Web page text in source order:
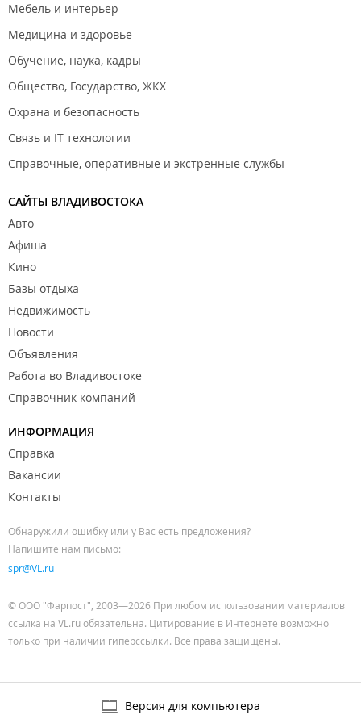
Мебель и интерьер
Медицина и здоровье
Обучение, наука, кадры
Общество, Государство, ЖКХ
Охрана и безопасность
Связь и IT технологии
Справочные, оперативные и экстренные службы
САЙТЫ ВЛАДИВОСТОКА
Авто
Афиша
Кино
Базы отдыха
Недвижимость
Новости
Объявления
Работа во Владивостоке
Справочник компаний
ИНФОРМАЦИЯ
Справка
Вакансии
Контакты
Обнаружили ошибку или у Вас есть предложения?
Напишите нам письмо:
spr@VL.ru
© ООО "Фарпост", 2003—2026 При любом использовании материалов
ссылка на VL.ru обязательна. Цитирование в Интернете возможно
только при наличии гиперссылки. Все права защищены.
Версия для компьютера